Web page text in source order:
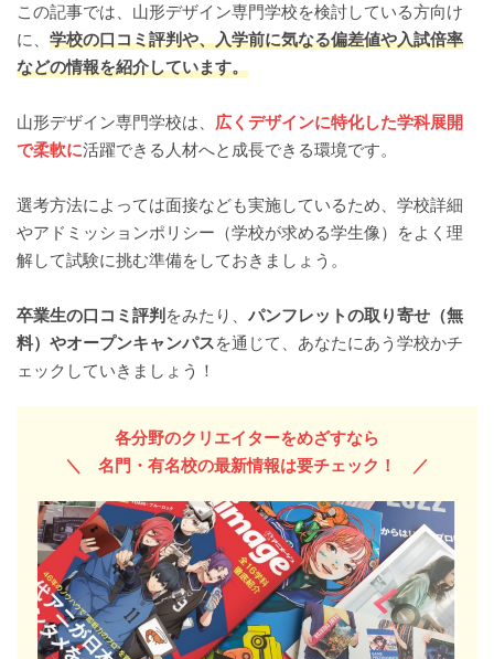
この記事では、山形デザイン専門学校を検討している方向け
に、 学校の口コミ評判や、入学前に気なる偏差値や入試倍率
などの情報を紹介しています。
山形デザイン専門学校は、 広くデザインに特化した学科展開
で柔軟に活躍できる人材へと成長できる環境です。
選考方法によっては面接なども実施しているため、学校詳細
やアドミッションポリシー（学校が求める学生像）をよく理
解して試験に挑む準備をしておきましょう。
卒業生の口コミ評判 をみたり、 パンフレットの取り寄せ（無
料）やオープンキャンパスを通じて、あなたにあう学校かチ
ェックしていきましょう！
各分野のクリエイターをめざすなら
＼ 名門・有名校の最新情報は要チェック！ ／